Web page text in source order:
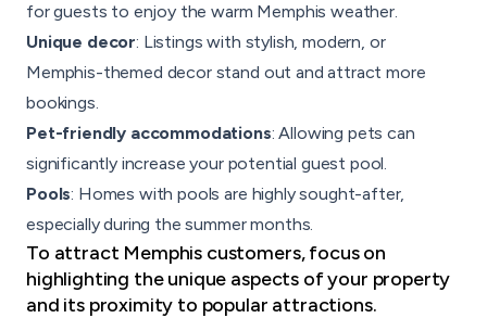
for guests to enjoy the warm Memphis weather.
Unique decor: Listings with stylish, modern, or
Memphis-themed decor stand out and attract more
bookings.
Pet-friendly accommodations: Allowing pets can
significantly increase your potential guest pool.
Pools: Homes with pools are highly sought-after,
especially during the summer months.
To attract Memphis customers, focus on
highlighting the unique aspects of your property
and its proximity to popular attractions.